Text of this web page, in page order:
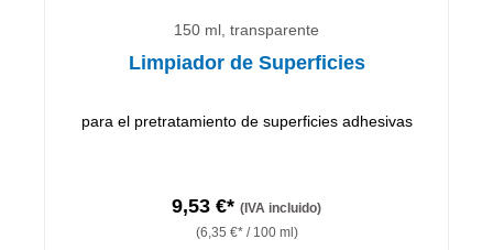
150 ml, transparente
Limpiador de Superficies
para el pretratamiento de superficies adhesivas
9,53 €* (IVA incluido)
(6,35 €* / 100 ml)